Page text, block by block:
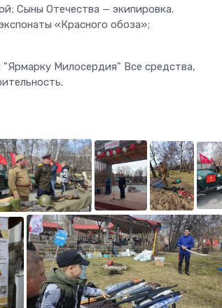
Сыны Отечества — экипировка.
«Красного обоза»;
Милосердия" Все средства,